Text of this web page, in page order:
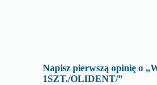
Napisz pierwszą opinię o
1SZT./OLIDENT/”